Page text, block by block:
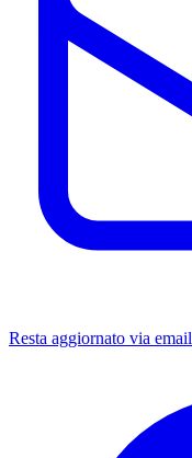
Resta aggiornato via email